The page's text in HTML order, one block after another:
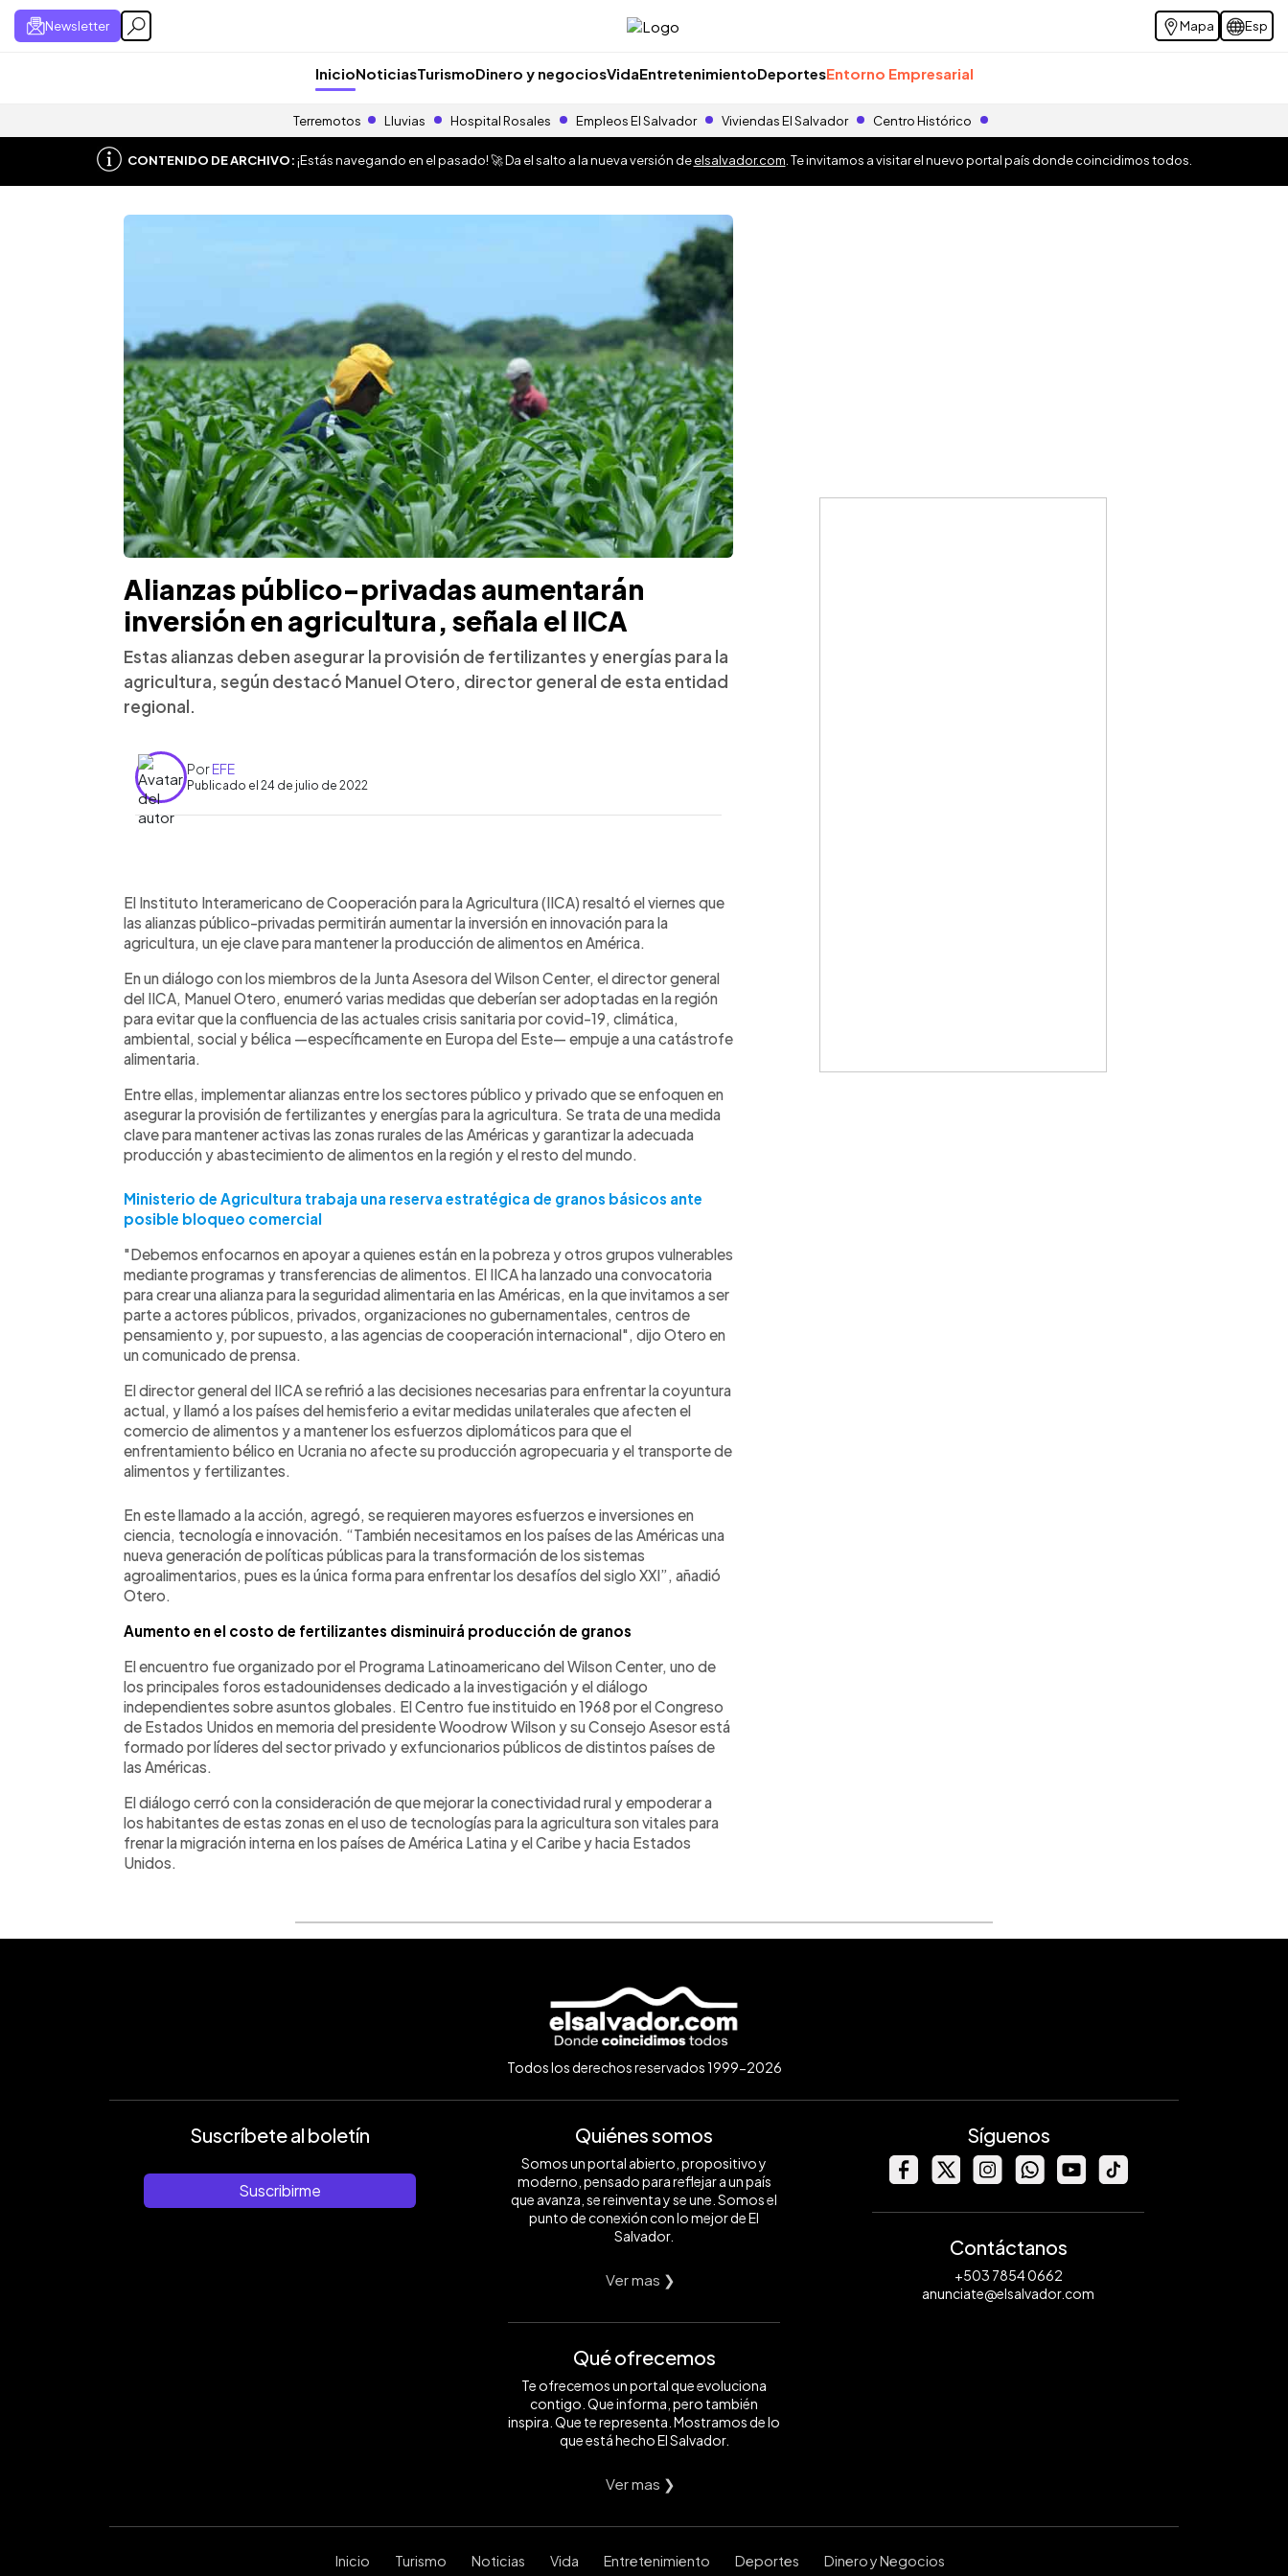
Newsletter Mapa Esp
InicioNoticiasTurismoDinero y negociosVidaEntretenimientoDeportesEntorno Empresarial
Terremotos Lluvias Hospital Rosales Empleos El Salvador Viviendas El Salvador Centro Histórico
CONTENIDO DE ARCHIVO:¡Estás navegando en el pasado! 🚀 Da el salto a la nueva versión deelsalvador.com . Te invitamos a visitar el nuevo portal país donde coincidimos todos.
Alianzas público-privadas aumentarán
inversión en agricultura, señala el IICA
Estas alianzas deben asegurar la provisión de fertilizantes y energías para la
agricultura, según destacó Manuel Otero, director general de esta entidad
regional.
PorEFE
Publicado el 24 de julio de 2022
► Escuchar artículo
El Instituto Interamericano de Cooperación para la Agricultura (IICA) resaltó el viernes que
las alianzas público-privadas permitirán aumentar la inversión en innovación para la
agricultura, un eje clave para mantener la producción de alimentos en América.
En un diálogo con los miembros de la Junta Asesora del Wilson Center, el director general
del IICA, Manuel Otero, enumeró varias medidas que deberían ser adoptadas en la región
para evitar que la confluencia de las actuales crisis sanitaria por covid-19, climática,
ambiental, social y bélica —específicamente en Europa del Este— empuje a una catástrofe
alimentaria.
Entre ellas, implementar alianzas entre los sectores público y privado que se enfoquen en
asegurar la provisión de fertilizantes y energías para la agricultura. Se trata de una medida
clave para mantener activas las zonas rurales de las Américas y garantizar la adecuada
producción y abastecimiento de alimentos en la región y el resto del mundo.
Ministerio de Agricultura trabaja una reserva estratégica de granos básicos ante
posible bloqueo comercial
"Debemos enfocarnos en apoyar a quienes están en la pobreza y otros grupos vulnerables
mediante programas y transferencias de alimentos. El IICA ha lanzado una convocatoria
para crear una alianza para la seguridad alimentaria en las Américas, en la que invitamos a ser
parte a actores públicos, privados, organizaciones no gubernamentales, centros de
pensamiento y, por supuesto, a las agencias de cooperación internacional", dijo Otero en
un comunicado de prensa.
El director general del IICA se refirió a las decisiones necesarias para enfrentar la coyuntura
actual, y llamó a los países del hemisferio a evitar medidas unilaterales que afecten el
comercio de alimentos y a mantener los esfuerzos diplomáticos para que el
enfrentamiento bélico en Ucrania no afecte su producción agropecuaria y el transporte de
alimentos y fertilizantes.
En este llamado a la acción, agregó, se requieren mayores esfuerzos e inversiones en
ciencia, tecnología e innovación. “También necesitamos en los países de las Américas una
nueva generación de políticas públicas para la transformación de los sistemas
agroalimentarios, pues es la única forma para enfrentar los desafíos del siglo XXI”, añadió
Otero.
Aumento en el costo de fertilizantes disminuirá producción de granos
El encuentro fue organizado por el Programa Latinoamericano del Wilson Center, uno de
los principales foros estadounidenses dedicado a la investigación y el diálogo
independientes sobre asuntos globales. El Centro fue instituido en 1968 por el Congreso
de Estados Unidos en memoria del presidente Woodrow Wilson y su Consejo Asesor está
formado por líderes del sector privado y exfuncionarios públicos de distintos países de
las Américas.
El diálogo cerró con la consideración de que mejorar la conectividad rural y empoderar a
los habitantes de estas zonas en el uso de tecnologías para la agricultura son vitales para
frenar la migración interna en los países de América Latina y el Caribe y hacia Estados
Unidos.
Todos los derechos reservados 1999-2026
Suscríbete al boletín
Suscribirme
Quiénes somos
Somos un portal abierto, propositivo y
moderno, pensado para reflejar a un país
que avanza, se reinventa y se une. Somos el
punto de conexión con lo mejor de El
Salvador.
Ver mas ❯
Qué ofrecemos
Te ofrecemos un portal que evoluciona
contigo. Que informa, pero también
inspira. Que te representa. Mostramos de lo
que está hecho El Salvador.
Ver mas ❯
Síguenos
Contáctanos
+503 7854 0662
anunciate@elsalvador.com
Inicio Turismo Noticias Vida Entretenimiento Deportes Dinero y Negocios